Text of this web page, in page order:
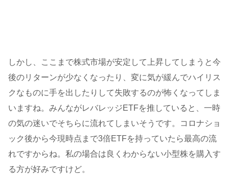
しかし、ここまで株式市場が安定して上昇してしまうと今
後のリターンが少なくなったり、変に気が緩んでハイリス
クなものに手を出したりして失敗するのが怖くなってしま
いますね。みんながレバレッジETFを推していると、一時
の気の迷いでそちらに流れてしまいそうです。コロナショ
ック後から今現時点まで3倍ETFを持っていたら最高の流
れですからね。私の場合は良くわからない小型株を購入す
る方が好みですけど。